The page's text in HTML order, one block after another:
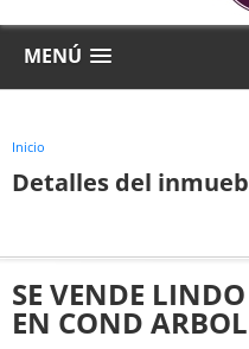
MENÚ
Inicio
Detalles del
SE VENDE
EN COND